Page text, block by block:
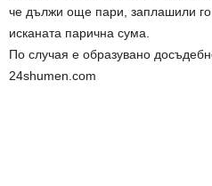
че дължи още пари, заплашили
исканата парична сума.
По случая е образувано
24shumen.com